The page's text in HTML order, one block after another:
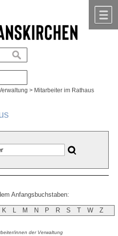
suchen
> Mitarbeiter im Rathaus
Anfangsbuchstaben:
K L M N P R S T W Z
innen der Verwaltung